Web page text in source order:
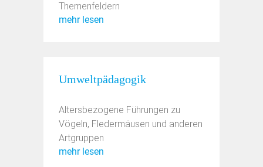
Themenfeldern
mehr lesen
Umweltpädagogik
Altersbezogene Führungen zu
Vögeln, Fledermäusen und anderen
Artgruppen
mehr lesen